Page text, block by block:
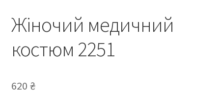
Жіночий медичний
костюм 2251
620 ₴